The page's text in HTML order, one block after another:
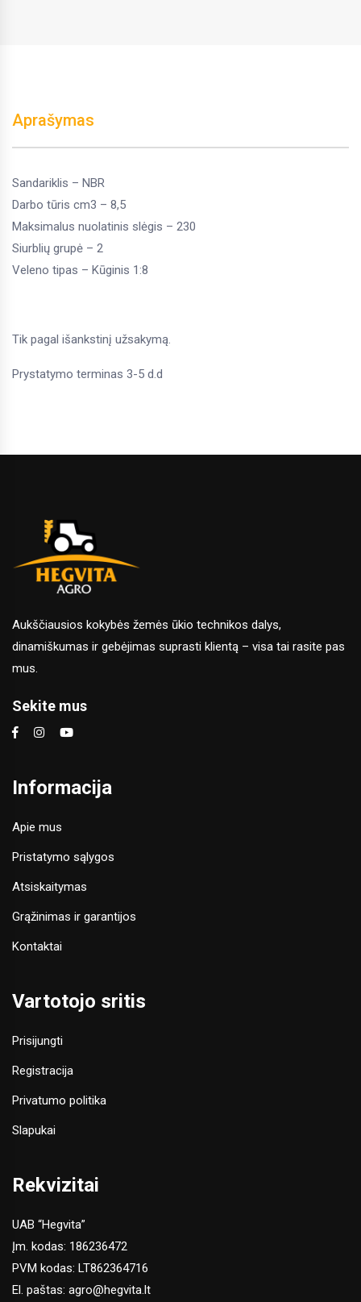
Aprašymas
Sandariklis – NBR
Darbo tūris cm3 – 8,5
Maksimalus nuolatinis slėgis – 230
Siurblių grupė – 2
Veleno tipas – Kūginis 1:8
Tik pagal išankstinį užsakymą.
Prystatymo terminas 3-5 d.d
Aukščiausios kokybės žemės ūkio technikos dalys,
dinamiškumas ir gebėjimas suprasti klientą – visa tai rasite pas
mus.
Sekite mus
Informacija
Apie mus
Pristatymo sąlygos
Atsiskaitymas
Grąžinimas ir garantijos
Kontaktai
Vartotojo sritis
Prisijungti
Registracija
Privatumo politika
Slapukai
Rekvizitai
UAB “Hegvita”
Įm. kodas: 186236472
PVM kodas: LT862364716
El. paštas: agro@hegvita.lt